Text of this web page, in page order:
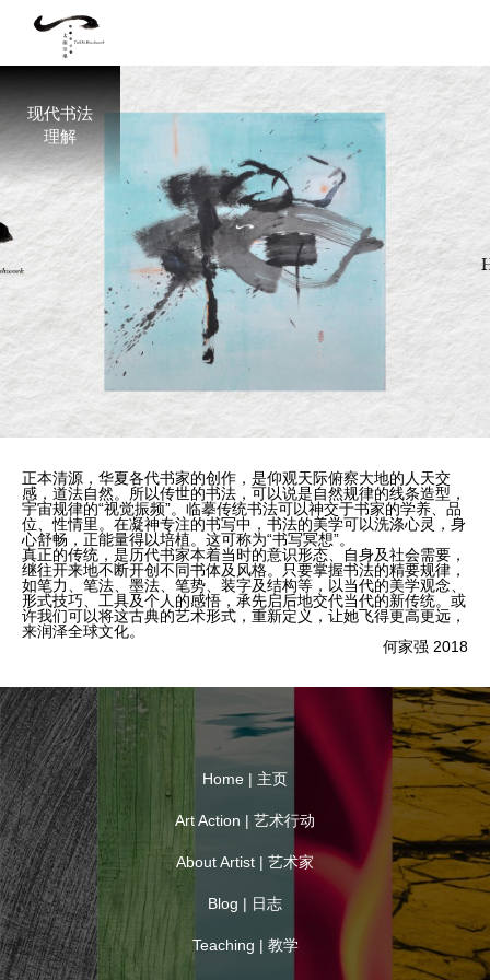
现代书法
理解
正本清源，华夏各代书家的创作，是仰观天际俯察大地的人天交
感，道法自然。所以传世的书法，可以说是自然规律的线条造型，
宇宙规律的“视觉振频”。临摹传统书法可以神交于书家的学养、品
位、性情里。在凝神专注的书写中，书法的美学可以洗涤心灵，身
心舒畅，正能量得以培植。这可称为“书写冥想”。
真正的传统，是历代书家本着当时的意识形态、自身及社会需要，
继往开来地不断开创不同书体及风格。只要掌握书法的精要规律，
如笔力、笔法、墨法、笔势、装字及结构等，以当代的美学观念、
形式技巧、工具及个人的感悟，承先启后地交代当代的新传统。或
许我们可以将这古典的艺术形式，重新定义，让她飞得更高更远，
来润泽全球文化。
何家强 2018
Home | 主页
Art Action | 艺术行动
About Artist | 艺术家
Blog | 日志
Teaching | 教学